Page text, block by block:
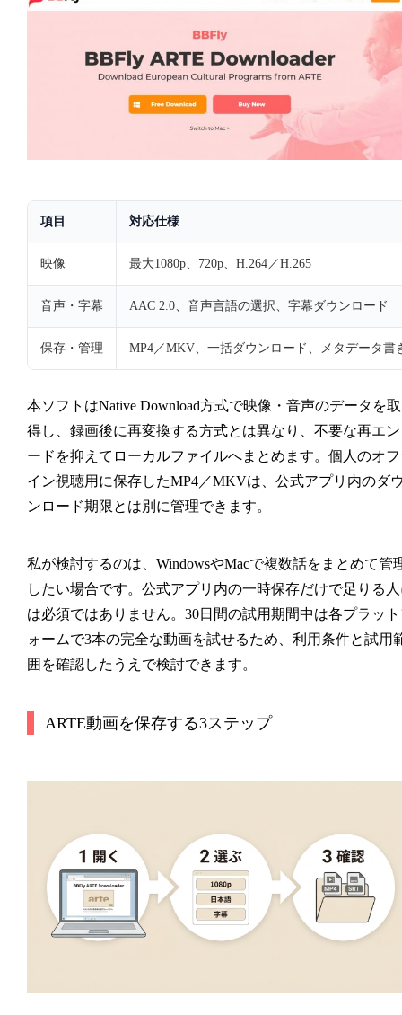
項目 対応仕様
映像 最大1080p、720p、H.264／H.265
音声・字幕 AAC 2.0、音声言語の選択、字幕ダウンロード
保存・管理 MP4／MKV、一括ダウンロード、メタデータ書
本ソフトはNative Download方式で映像・音声のデータを取
得し、録画後に再変換する方式とは異なり、不要な再エ
ードを抑えてローカルファイルへまとめます。個人のオ
イン視聴用に保存したMP4／MKVは、公式アプリ内のダ
ンロード期限とは別に管理できます。
私が検討するのは、WindowsやMacで複数話をまとめて管
したい場合です。公式アプリ内の一時保存だけで足りる
は必須ではありません。30日間の試用期間中は各プラッ
ォームで3本の完全な動画を試せるため、利用条件と試用
囲を確認したうえで検討できます。
ARTE動画を保存する3ステップ